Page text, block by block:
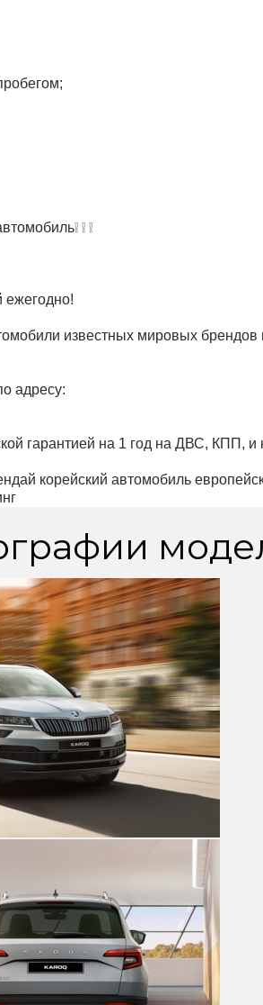
❕ ❕
ежегодно!
известных мировых брендов
адресу:
гарантией на 1 год на ДВС, КПП, и
корейский автомобиль